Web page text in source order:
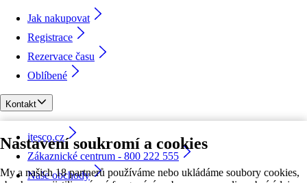
Nastavení soukromí a cookies
My a našich 18 partnerů používáme nebo ukládáme soubory cookies,
Jak nakupovat
Registrace
Rezervace času
Oblíbené
Kontakt
itesco.cz
Zákaznické centrum - 800 222 555
Naše obchody